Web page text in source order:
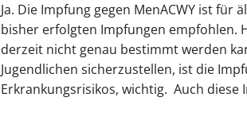
Ja. Die Impfung gegen MenACWY ist für
bisher erfolgten Impfungen empfohlen.
derzeit nicht genau bestimmt werden
Jugendlichen sicherzustellen, ist die
Erkrankungsrisikos, wichtig. Auch diese